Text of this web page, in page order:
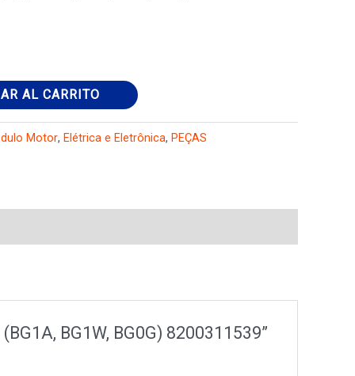
AL CARRITO
Motor, Elétrica e Eletrônica, PEÇAS
BG1W, BG0G) 8200311539”